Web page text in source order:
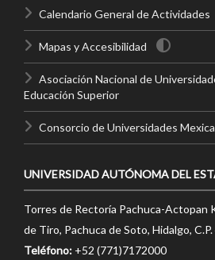
Calendario General de Actividades
Mapas y Accesibilidad
Asociación Nacional de
Educación Superior
Consorcio de Universidades
UNIVERSIDAD AUTÓNOMA DEL
Torres de Rectoría Pachuca-Actopan
de Tiro, Pachuca de Soto, Hidalgo,
Teléfono: +52 (771)7172000